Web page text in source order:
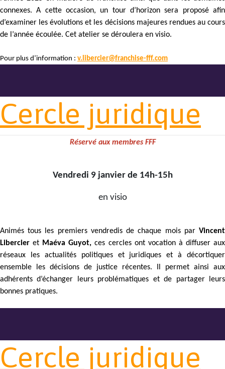
connexes. A cette occasion, un tour d’horizon sera proposé afin
d’examiner les évolutions et les décisions majeures rendues au cours
de l’année écoulée. Cet atelier se déroulera en visio.
Pour plus d’information : v.libercier@franchise-fff.com
Cercle juridique
Réservé aux membres FFF
Vendredi 9 janvier de 14h-15h
en visio
Animés tous les premiers vendredis de chaque mois par Vincent
Libercier et Maéva Guyot, ces cercles ont vocation à diffuser aux
réseaux les actualités politiques et juridiques et à décortiquer
ensemble les décisions de justice récentes. Il permet ainsi aux
adhérents d’échanger leurs problématiques et de partager leurs
bonnes pratiques.
Cercle juridique